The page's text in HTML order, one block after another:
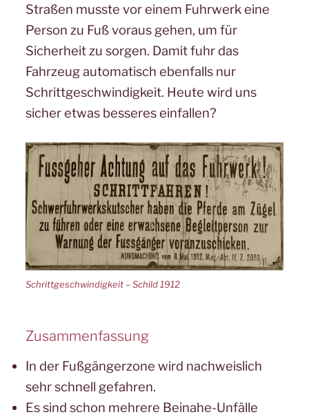
Straßen musste vor einem Fuhrwerk eine
Person zu Fuß voraus gehen, um für
Sicherheit zu sorgen. Damit fuhr das
Fahrzeug automatisch ebenfalls nur
Schrittgeschwindigkeit. Heute wird uns
sicher etwas besseres einfallen?
Schrittgeschwindigkeit – Schild 1912
Zusammenfassung
In der Fußgängerzone wird nachweislich
sehr schnell gefahren.
Es sind schon mehrere Beinahe-Unfälle